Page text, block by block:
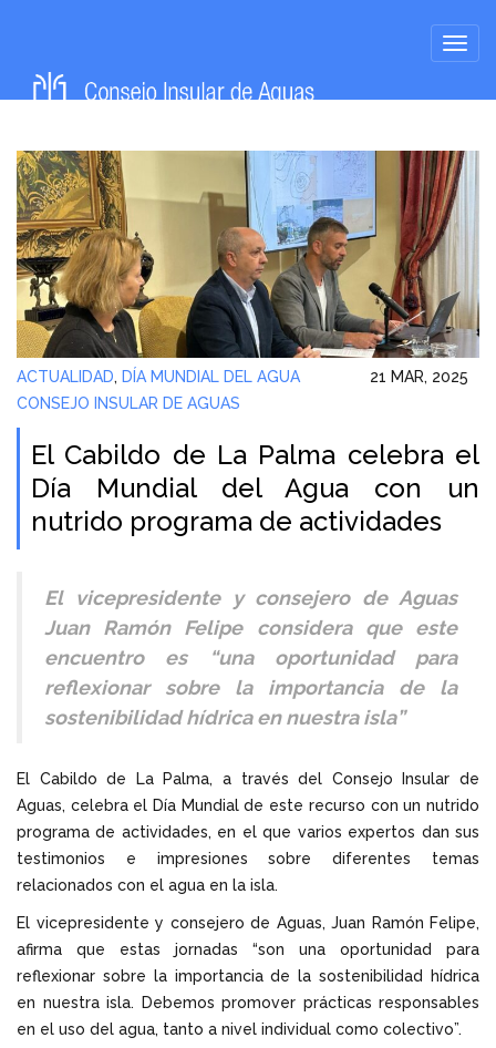
ACTUALIDAD, DÍA MUNDIAL DEL AGUA
21 MAR, 2025
CONSEJO INSULAR DE AGUAS
El Cabildo de La Palma celebra el
Día Mundial del Agua con un
nutrido programa de actividades
El vicepresidente y consejero de Aguas
Juan Ramón Felipe considera que este
encuentro es “una oportunidad para
reflexionar sobre la importancia de la
sostenibilidad hídrica en nuestra isla”
El Cabildo de La Palma, a través del Consejo Insular de
Aguas, celebra el Día Mundial de este recurso con un nutrido
programa de actividades, en el que varios expertos dan sus
testimonios e impresiones sobre diferentes temas
relacionados con el agua en la isla.
El vicepresidente y consejero de Aguas, Juan Ramón Felipe,
afirma que estas jornadas “son una oportunidad para
reflexionar sobre la importancia de la sostenibilidad hídrica
en nuestra isla. Debemos promover prácticas responsables
en el uso del agua, tanto a nivel individual como colectivo”.